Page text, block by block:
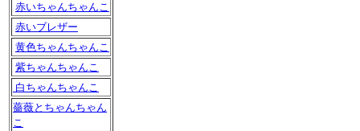
赤いちゃんちゃんこ
赤いブレザー
黄色ちゃんちゃんこ
紫ちゃんちゃんこ
白ちゃんちゃんこ
薔薇とちゃんちゃん
こ